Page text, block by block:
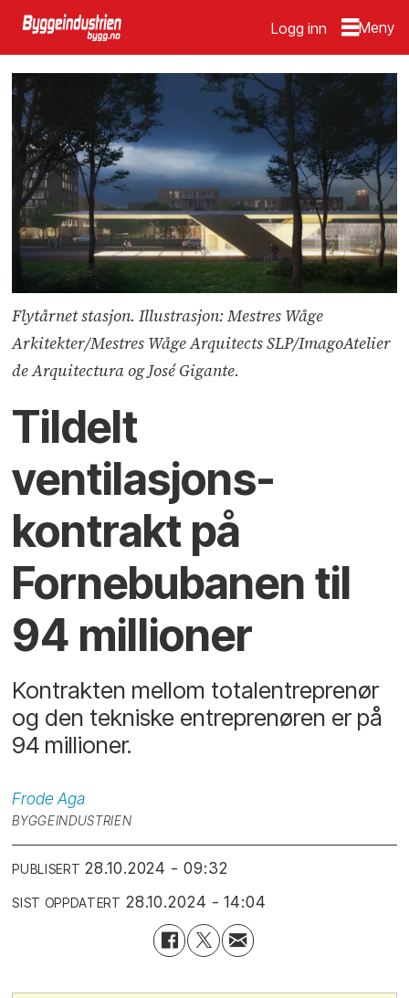
Logg inn
Flytårnet stasjon. Illustrasjon: Mestres Wåge
Arkitekter/Mestres Wåge Arquitects SLP/ImagoAtelier
de Arquitectura og José Gigante.
Tildelt
ventilasjons­
kontrakt på
Fornebubanen til
94 millioner
Kontrakten mellom totalentreprenør
og den tekniske entreprenøren er på
94 millioner.
Frode Aga
BYGGEINDUSTRIEN
PUBLISERT 28.10.2024 - 09:32
SIST OPPDATERT 28.10.2024 - 14:04